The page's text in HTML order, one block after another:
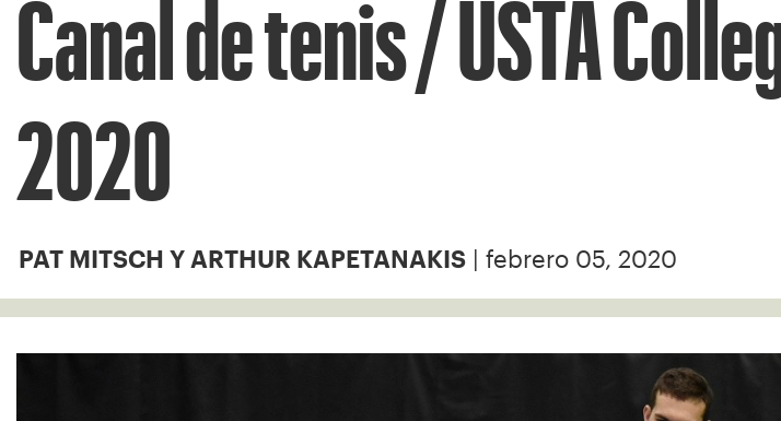
Canal de tenis / USTA
2020
PAT MITSCH Y ARTHUR KAPETANAKIS | febrero 05, 2020